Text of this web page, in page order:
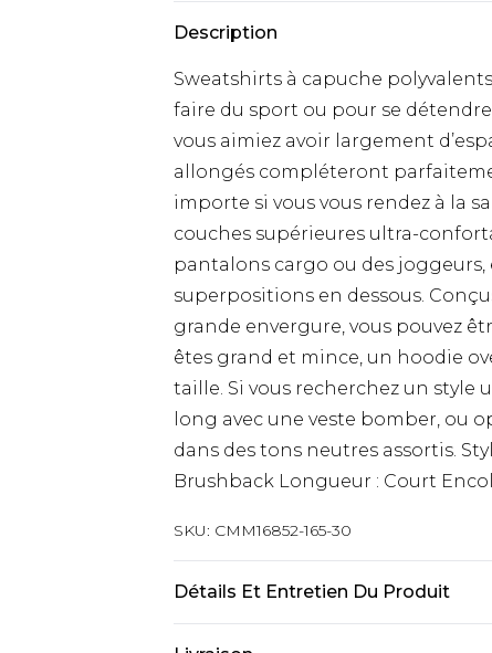
Description
Sweatshirts à capuche
faire du sport ou pour se
vous aimiez avoir largement
allongés compléteront
importe si vous vous rendez à la
couches supérieures ultra-
pantalons cargo ou des
superpositions en dessous.
grande envergure, vous pouvez
êtes grand et mince, un hoodie
taille. Si vous recherchez un style
long avec une veste bomber, ou
dans des tons neutres assortis.
Brushback Longueur : Court
SKU: CMM16852-165-30
Détails Et Entretien Du Produit